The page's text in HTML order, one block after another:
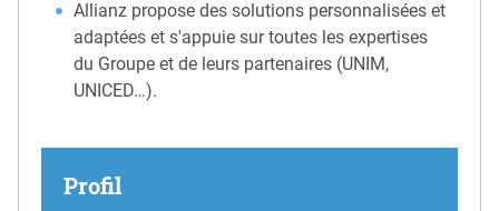
Allianz propose des solutions personnalisées et
adaptées et s'appuie sur toutes les expertises
du Groupe et de leurs partenaires (UNIM,
UNICED…).
Profil